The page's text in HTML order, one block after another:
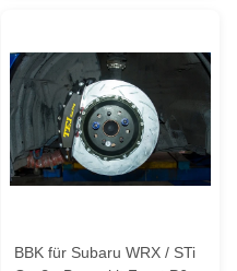
BBK für Subaru WRX / STi